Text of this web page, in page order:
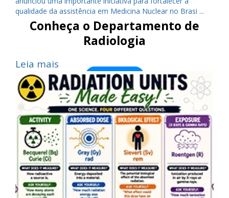
Conheça o Departamento de
Radiologia
Saiba Mais
qualidade da assistência em Medicina Nuclear no Brasi ...
Leia mais